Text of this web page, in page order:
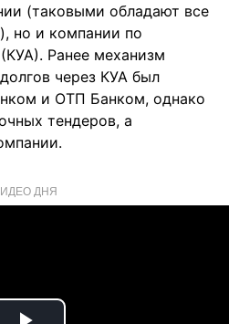
(таковыми обладают все
но и компании по
Ранее механизм
через КУА был
и ОТП Банком, однако
тендеров, а
ДНЯ